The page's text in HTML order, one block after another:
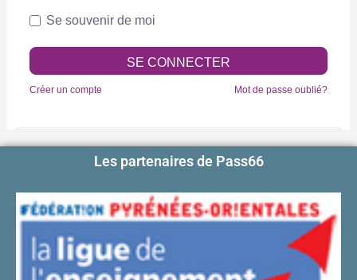
Se souvenir de moi
SE CONNECTER
Créer un compte Mot de passe oublié?
Les partenaires de Pass66